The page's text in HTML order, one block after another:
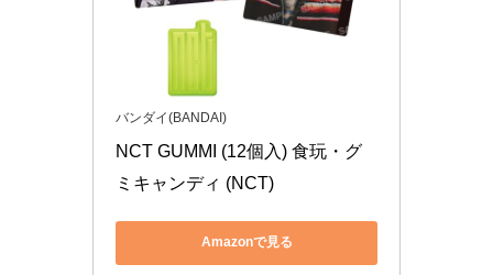
バンダイ(BANDAI)
NCT GUMMI (12個入) 食玩・グ
ミキャンディ (NCT)
Amazonで見る